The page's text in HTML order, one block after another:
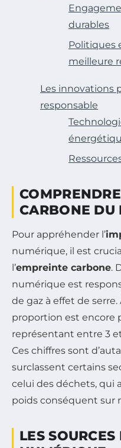
durables
Politiques
meilleure
Les innovations
responsable
CARBONE DU
Pour appréhender l’
numérique, il est
l’empreinte carbone.
numérique est
de gaz à effet de
proportion est encore
représentant entre 3
Ces chiffres sont
surclassent certains
celui des déchets, qui
poids conséquent sur
LES